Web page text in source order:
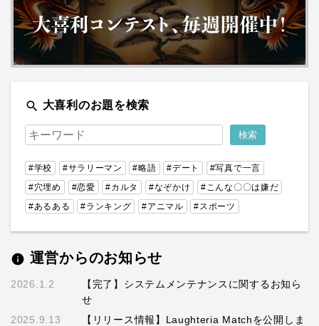
search 大喜利のお題を検索
#学校 #サラリーマン #略語 #デート
#写真で一言
#穴埋め
#恋愛 #カルタ #なぞかけ
#こんな〇〇は嫌だ
#あるある
#ランキング #アニマル #スポーツ
info 運営からのお知らせ
2026.1.2
【完了】システムメンテナンスに関するお知ら
せ
2025.9.13
【リリース情報】Laughteria Matchを公開しま